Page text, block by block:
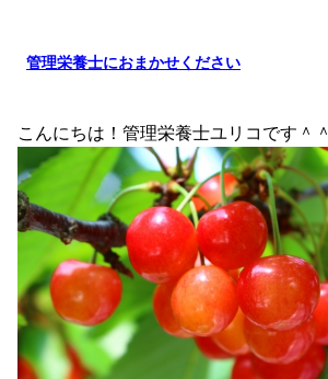
管理栄養士におまかせください
こんにちは！管理栄養士ユリコです＾＾